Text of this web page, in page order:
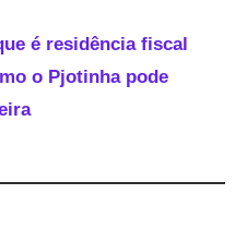
é residência fiscal
o Pjotinha pode